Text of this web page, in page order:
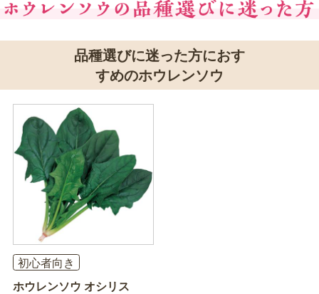
品種選びに迷った方におす
すめのホウレンソウ
初心者向き
ホウレンソウ オシリス